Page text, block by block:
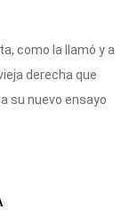
como la llamó y a
derecha que
su nuevo ensayo